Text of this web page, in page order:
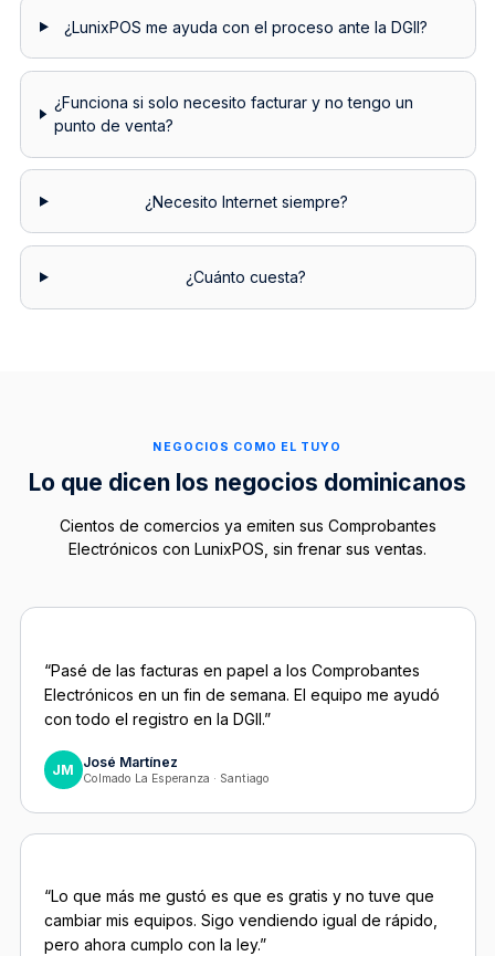
¿LunixPOS me ayuda con el proceso ante la DGII?
¿Funciona si solo necesito facturar y no tengo un
punto de venta?
¿Necesito Internet siempre?
¿Cuánto cuesta?
NEGOCIOS COMO EL TUYO
Lo que dicen los negocios dominicanos
Cientos de comercios ya emiten sus Comprobantes
Electrónicos con LunixPOS, sin frenar sus ventas.
“Pasé de las facturas en papel a los Comprobantes
Electrónicos en un fin de semana. El equipo me ayudó
con todo el registro en la DGII.”
JM José Martínez
Colmado La Esperanza · Santiago
“Lo que más me gustó es que es gratis y no tuve que
cambiar mis equipos. Sigo vendiendo igual de rápido,
pero ahora cumplo con la ley.”